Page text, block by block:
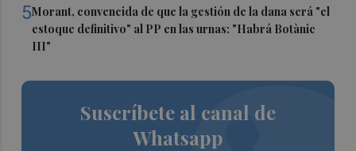
5Morant, convencida de que la gestión de la dana será "el
estoque definitivo" al PP en las urnas: "Habrá Botànic
III"
Suscríbete al canal de
Whatsapp